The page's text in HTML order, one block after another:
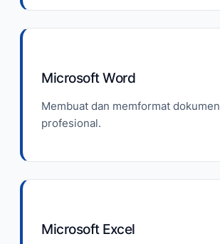
Microsoft Word
Membuat dan memformat dokumen
profesional.
Microsoft Excel